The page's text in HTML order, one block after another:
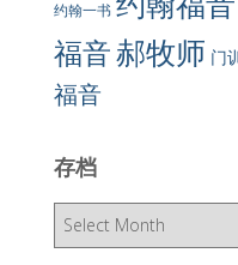
约翰一书
福音郝牧师 门
福音
存档
存